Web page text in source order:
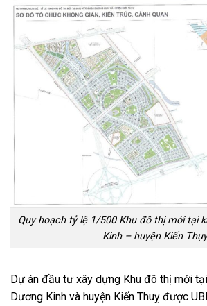
Quy hoạch tỷ lệ 1/500 Khu đô thị mới tại
Kinh – huyện Kiến Thụy
Dự án đầu tư xây dựng Khu đô thị mới
Dương Kinh và huyện Kiến Thuỵ được